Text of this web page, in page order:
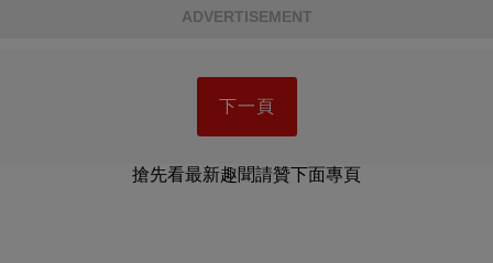
ADVERTISEMENT
下一頁
搶先看最新趣聞請贊下面專頁